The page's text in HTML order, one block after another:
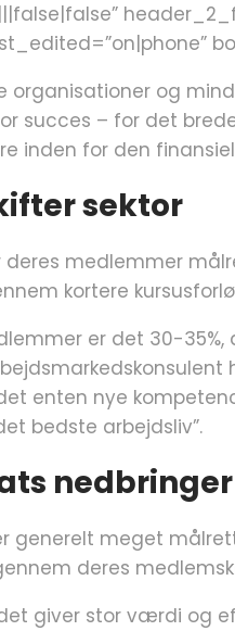
organisationer og
succes – for det
inden for den
sektor
deres medlemmer
kortere
er det 30-
enten nye
bedste arbejdsliv”.
generelt meget
deres
giver stor værdi og